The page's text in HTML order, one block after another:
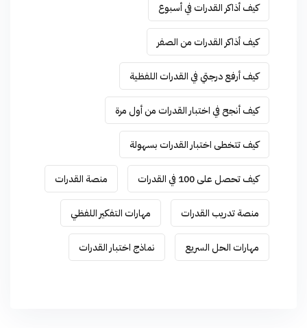
كيف أذاكر القدرات في أسبوع
كيف أذاكر القدرات من الصفر
كيف أرفع درجتي في القدرات اللفظية
كيف أنجح في اختبار القدرات من أول مرة
كيف تتخطى اختبار القدرات بسهولة
كيف تحصل على 100 في القدرات منصة القدرات
منصة تدريب القدرات مهارات التفكير اللفظي
مهارات الحل السريع نماذج اختبار القدرات